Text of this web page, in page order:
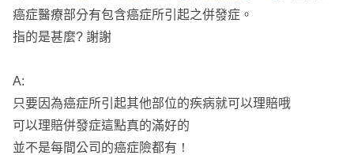
癌症醫療部分有包含癌症所引起之併發症。
指的是甚麼? 謝謝
A:
只要因為癌症所引起其他部位的疾病就可以理賠哦
可以理賠併發症這點真的滿好的
並不是每間公司的癌症險都有！